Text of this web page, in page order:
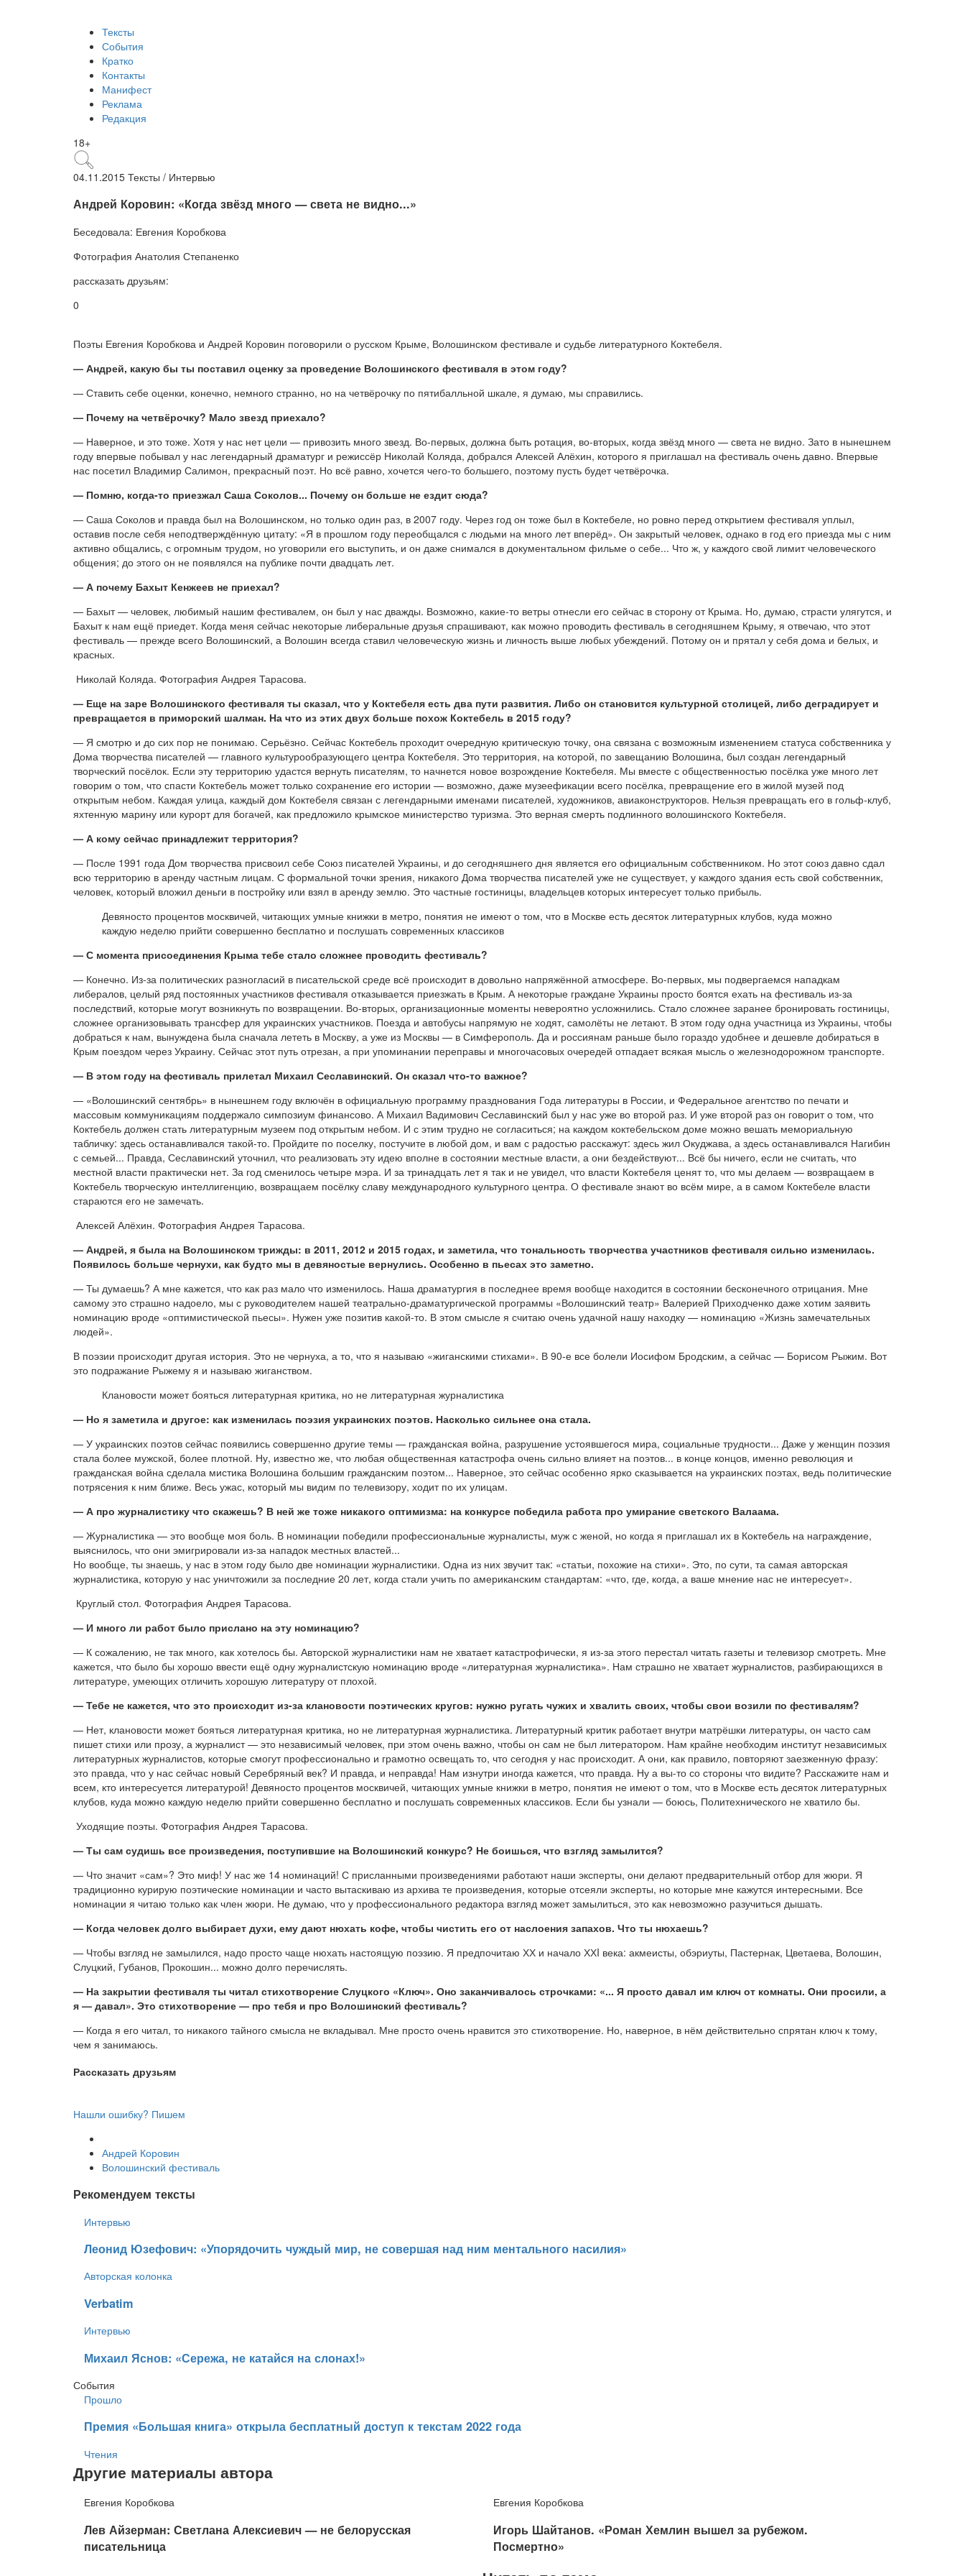
Тексты
События
Кратко
Контакты
Манифест
Реклама
Редакция
18+
04.11.2015 Тексты / Интервью
​Андрей Коровин: «Когда звёзд много — света не видно...»
Беседовала: Евгения Коробкова
Фотография Анатолия Степаненко
рассказать друзьям:
0
Поэты Евгения Коробкова и Андрей Коровин поговорили о русском Крыме, Волошинском фестивале и судьбе литературного Коктебеля.
— Андрей, какую бы ты поставил оценку за проведение Волошинского фестиваля в этом году?
— Ставить себе оценки, конечно, немного странно, но на четвёрочку по пятибалльной шкале, я думаю, мы справились.
— Почему на четвёрочку? Мало звезд приехало?
— Наверное, и это тоже. Хотя у нас нет цели — привозить много звезд. Во-первых, должна быть ротация, во-вторых, когда звёзд много — света не видно. Зато в нынешнем
году впервые побывал у нас легендарный драматург и режиссёр Николай Коляда, добрался Алексей Алёхин, которого я приглашал на фестиваль очень давно. Впервые
нас посетил Владимир Салимон, прекрасный поэт. Но всё равно, хочется чего-то большего, поэтому пусть будет четвёрочка.
— Помню, когда-то приезжал Саша Соколов... Почему он больше не ездит сюда?
— Саша Соколов и правда был на Волошинском, но только один раз, в 2007 году. Через год он тоже был в Коктебеле, но ровно перед открытием фестиваля уплыл,
оставив после себя неподтверждённую цитату: «Я в прошлом году переобщался с людьми на много лет вперёд». Он закрытый человек, однако в год его приезда мы с ним
активно общались, с огромным трудом, но уговорили его выступить, и он даже снимался в документальном фильме о себе... Что ж, у каждого свой лимит человеческого
общения; до этого он не появлялся на публике почти двадцать лет.
— А почему Бахыт Кенжеев не приехал?
— Бахыт — человек, любимый нашим фестивалем, он был у нас дважды. Возможно, какие-то ветры отнесли его сейчас в сторону от Крыма. Но, думаю, страсти улягутся, и
Бахыт к нам ещё приедет. Когда меня сейчас некоторые либеральные друзья спрашивают, как можно проводить фестиваль в сегодняшнем Крыму, я отвечаю, что этот
фестиваль — прежде всего Волошинский, а Волошин всегда ставил человеческую жизнь и личность выше любых убеждений. Потому он и прятал у себя дома и белых, и
красных.
Николай Коляда. Фотография Андрея Тарасова.
— Еще на заре Волошинского фестиваля ты сказал, что у Коктебеля есть два пути развития. Либо он становится культурной столицей, либо деградирует и
превращается в приморский шалман. На что из этих двух больше похож Коктебель в 2015 году?
— Я смотрю и до сих пор не понимаю. Серьёзно. Сейчас Коктебель проходит очередную критическую точку, она связана с возможным изменением статуса собственника у
Дома творчества писателей — главного культурообразующего центра Коктебеля. Это территория, на которой, по завещанию Волошина, был создан легендарный
творческий посёлок. Если эту территорию удастся вернуть писателям, то начнется новое возрождение Коктебеля. Мы вместе с общественностью посёлка уже много лет
говорим о том, что спасти Коктебель может только сохранение его истории — возможно, даже музеефикации всего посёлка, превращение его в жилой музей под
открытым небом. Каждая улица, каждый дом Коктебеля связан с легендарными именами писателей, художников, авиаконструкторов. Нельзя превращать его в гольф-клуб,
яхтенную марину или курорт для богачей, как предложило крымское министерство туризма. Это верная смерть подлинного волошинского Коктебеля.
— А кому сейчас принадлежит территория?
— После 1991 года Дом творчества присвоил себе Союз писателей Украины, и до сегодняшнего дня является его официальным собственником. Но этот союз давно сдал
всю территорию в аренду частным лицам. С формальной точки зрения, никакого Дома творчества писателей уже не существует, у каждого здания есть свой собственник,
человек, который вложил деньги в постройку или взял в аренду землю. Это частные гостиницы, владельцев которых интересует только прибыль.
Девяносто процентов москвичей, читающих умные книжки в метро, понятия не имеют о том, что в Москве есть десяток литературных клубов, куда можно
каждую неделю прийти совершенно бесплатно и послушать современных классиков
— С момента присоединения Крыма тебе стало сложнее проводить фестиваль?
— Конечно. Из-за политических разногласий в писательской среде всё происходит в довольно напряжённой атмосфере. Во-первых, мы подвергаемся нападкам
либералов, целый ряд постоянных участников фестиваля отказывается приезжать в Крым. А некоторые граждане Украины просто боятся ехать на фестиваль из-за
последствий, которые могут возникнуть по возвращении. Во-вторых, организационные моменты невероятно усложнились. Стало сложнее заранее бронировать гостиницы,
сложнее организовывать трансфер для украинских участников. Поезда и автобусы напрямую не ходят, самолёты не летают. В этом году одна участница из Украины, чтобы
добраться к нам, вынуждена была сначала лететь в Москву, а уже из Москвы — в Симферополь. Да и россиянам раньше было гораздо удобнее и дешевле добираться в
Крым поездом через Украину. Сейчас этот путь отрезан, а при упоминании переправы и многочасовых очередей отпадает всякая мысль о железнодорожном транспорте.
— В этом году на фестиваль прилетал Михаил Сеславинский. Он сказал что-то важное?
— «Волошинский сентябрь» в нынешнем году включён в официальную программу празднования Года литературы в России, и Федеральное агентство по печати и
массовым коммуникациям поддержало симпозиум финансово. А Михаил Вадимович Сеславинский был у нас уже во второй раз. И уже второй раз он говорит о том, что
Коктебель должен стать литературным музеем под открытым небом. И с этим трудно не согласиться; на каждом коктебельском доме можно вешать мемориальную
табличку: здесь останавливался такой-то. Пройдите по поселку, постучите в любой дом, и вам с радостью расскажут: здесь жил Окуджава, а здесь останавливался Нагибин
с семьей... Правда, Сеславинский уточнил, что реализовать эту идею вполне в состоянии местные власти, а они бездействуют... Всё бы ничего, если не считать, что
местной власти практически нет. За год сменилось четыре мэра. И за тринадцать лет я так и не увидел, что власти Коктебеля ценят то, что мы делаем — возвращаем в
Коктебель творческую интеллигенцию, возвращаем посёлку славу международного культурного центра. О фестивале знают во всём мире, а в самом Коктебеле власти
стараются его не замечать.
Алексей Алёхин. Фотография Андрея Тарасова.
— Андрей, я была на Волошинском трижды: в 2011, 2012 и 2015 годах, и заметила, что тональность творчества участников фестиваля сильно изменилась.
Появилось больше чернухи, как будто мы в девяностые вернулись. Особенно в пьесах это заметно.
— Ты думаешь? А мне кажется, что как раз мало что изменилось. Наша драматургия в последнее время вообще находится в состоянии бесконечного отрицания. Мне
самому это страшно надоело, мы с руководителем нашей театрально-драматургической программы «Волошинский театр» Валерией Приходченко даже хотим заявить
номинацию вроде «оптимистической пьесы». Нужен уже позитив какой-то. В этом смысле я считаю очень удачной нашу находку — номинацию «Жизнь замечательных
людей».
В поэзии происходит другая история. Это не чернуха, а то, что я называю «жиганскими стихами». В 90-е все болели Иосифом Бродским, а сейчас — Борисом Рыжим. Вот
это подражание Рыжему я и называю жиганством.
Клановости может бояться литературная критика, но не литературная журналистика
— Но я заметила и другое: как изменилась поэзия украинских поэтов. Насколько сильнее она стала.
— У украинских поэтов сейчас появились совершенно другие темы — гражданская война, разрушение устоявшегося мира, социальные трудности... Даже у женщин поэзия
стала более мужской, более плотной. Ну, известно же, что любая общественная катастрофа очень сильно влияет на поэтов... в конце концов, именно революция и
гражданская война сделала мистика Волошина большим гражданским поэтом... Наверное, это сейчас особенно ярко сказывается на украинских поэтах, ведь политические
потрясения к ним ближе. Весь ужас, который мы видим по телевизору, ходит по их улицам.
— А про журналистику что скажешь? В ней же тоже никакого оптимизма: на конкурсе победила работа про умирание светского Валаама.
— Журналистика — это вообще моя боль. В номинации победили профессиональные журналисты, муж с женой, но когда я приглашал их в Коктебель на награждение,
выяснилось, что они эмигрировали из-за нападок местных властей...
Но вообще, ты знаешь, у нас в этом году было две номинации журналистики. Одна из них звучит так: «статьи, похожие на стихи». Это, по сути, та самая авторская
журналистика, которую у нас уничтожили за последние 20 лет, когда стали учить по американским стандартам: «что, где, когда, а ваше мнение нас не интересует».
Круглый стол. Фотография Андрея Тарасова.
— И много ли работ было прислано на эту номинацию?
— К сожалению, не так много, как хотелось бы. Авторской журналистики нам не хватает катастрофически, я из-за этого перестал читать газеты и телевизор смотреть. Мне
кажется, что было бы хорошо ввести ещё одну журналистскую номинацию вроде «литературная журналистика». Нам страшно не хватает журналистов, разбирающихся в
литературе, умеющих отличить хорошую литературу от плохой.
— Тебе не кажется, что это происходит из-за клановости поэтических кругов: нужно ругать чужих и хвалить своих, чтобы свои возили по фестивалям?
— Нет, клановости может бояться литературная критика, но не литературная журналистика. Литературный критик работает внутри матрёшки литературы, он часто сам
пишет стихи или прозу, а журналист — это независимый человек, при этом очень важно, чтобы он сам не был литератором. Нам крайне необходим институт независимых
литературных журналистов, которые смогут профессионально и грамотно освещать то, что сегодня у нас происходит. А они, как правило, повторяют заезженную фразу:
это правда, что у нас сейчас новый Серебряный век? И правда, и неправда! Нам изнутри иногда кажется, что правда. Ну а вы-то со стороны что видите? Расскажите нам и
всем, кто интересуется литературой! Девяносто процентов москвичей, читающих умные книжки в метро, понятия не имеют о том, что в Москве есть десяток литературных
клубов, куда можно каждую неделю прийти совершенно бесплатно и послушать современных классиков. Если бы узнали — боюсь, Политехнического не хватило бы.
Уходящие поэты. Фотография Андрея Тарасова.
— Ты сам судишь все произведения, поступившие на Волошинский конкурс? Не боишься, что взгляд замылится?
— Что значит «сам»? Это миф! У нас же 14 номинаций! С присланными произведениями работают наши эксперты, они делают предварительный отбор для жюри. Я
традиционно курирую поэтические номинации и часто вытаскиваю из архива те произведения, которые отсеяли эксперты, но которые мне кажутся интересными. Все
номинации я читаю только как член жюри. Не думаю, что у профессионального редактора взгляд может замылиться, это как невозможно разучиться дышать.
— Когда человек долго выбирает духи, ему дают нюхать кофе, чтобы чистить его от наслоения запахов. Что ты нюхаешь?
— Чтобы взгляд не замылился, надо просто чаще нюхать настоящую поэзию. Я предпочитаю ХХ и начало ХХI века: акмеисты, обэриуты, Пастернак, Цветаева, Волошин,
Слуцкий, Губанов, Прокошин... можно долго перечислять.
— На закрытии фестиваля ты читал стихотворение Слуцкого «Ключ». Оно заканчивалось строчками: «... Я просто давал им ключ от комнаты. Они просили, а
я — давал». Это стихотворение — про тебя и про Волошинский фестиваль?
— Когда я его читал, то никакого тайного смысла не вкладывал. Мне просто очень нравится это стихотворение. Но, наверное, в нём действительно спрятан ключ к тому,
чем я занимаюсь.
Рассказать друзьям
Нашли ошибку? Пишем
Андрей Коровин
Волошинский фестиваль
Рекомендуем тексты
Интервью
​Леонид Юзефович: «Упорядочить чуждый мир, не совершая над ним ментального насилия»
Авторская колонка
Verbatim
Интервью
​Михаил Яснов: «Сережа, не катайся на слонах!»
События
Прошло
​Премия «Большая книга» открыла бесплатный доступ к текстам 2022 года
Чтения
Другие материалы автора
Евгения Коробкова
​Лев Айзерман: Светлана Алексиевич — не белорусская
писательница
Евгения Коробкова
​Игорь Шайтанов. «Роман Хемлин вышел за рубежом.
Посмертно»